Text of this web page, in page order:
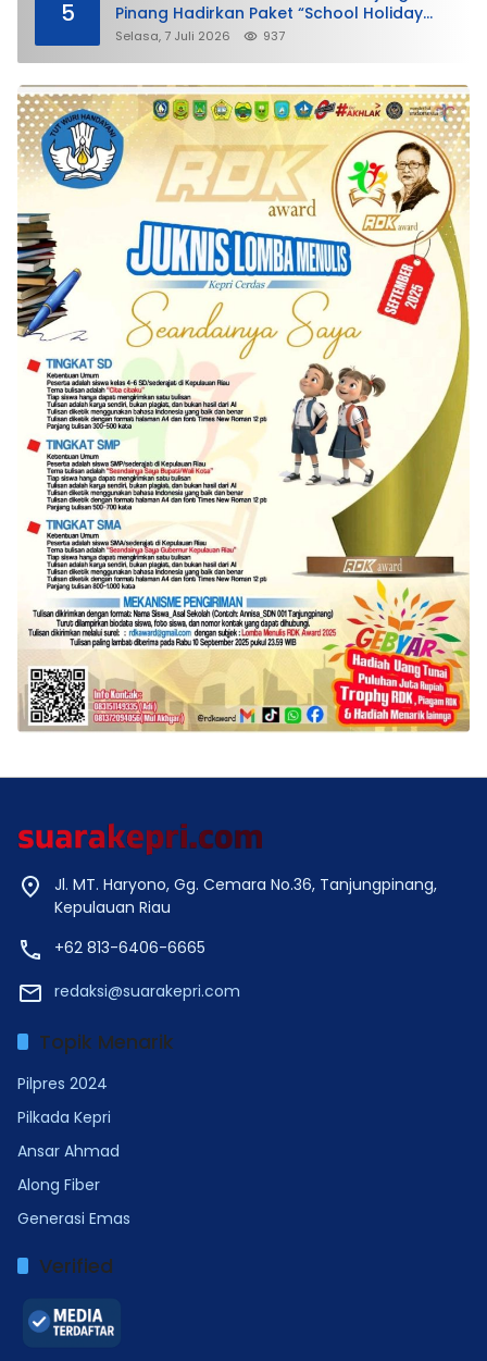
5
Pinang Hadirkan Paket “School Holiday
Getaway”
Selasa, 7 Juli 2026 937
Jl. MT. Haryono, Gg. Cemara No.36, Tanjungpinang,
Kepulauan Riau
+62 813-6406-6665
redaksi@suarakepri.com
Topik Menarik
Pilpres 2024
Pilkada Kepri
Ansar Ahmad
Along Fiber
Generasi Emas
Verified